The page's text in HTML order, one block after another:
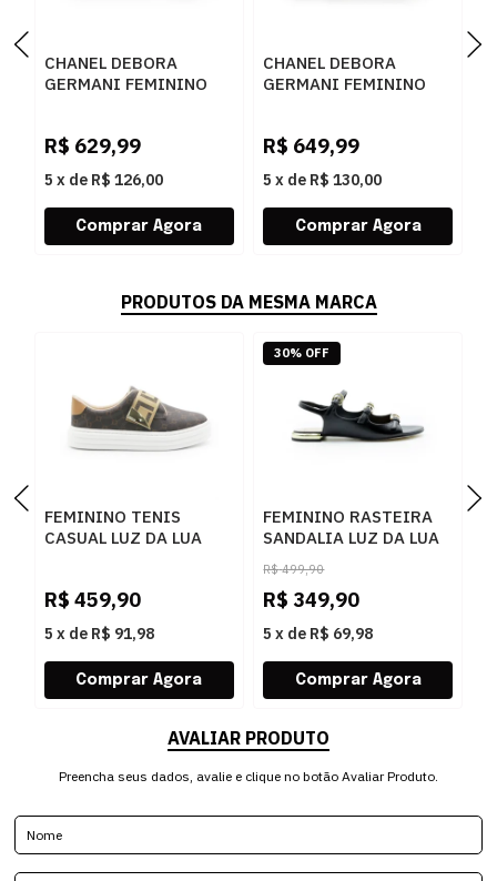
CHANEL DEBORA
GERMANI FEMININO
R$ 629,99
5 x de R$ 126,00
CHANEL DEBORA
GERMANI FEMININO
R$ 649,99
5 x de R$ 130,00
PRODUTOS DA MESMA MARCA
FEMININO TENIS
CASUAL LUZ DA LUA
AMENDOA OURO
R$ 459,90
5 x de R$ 91,98
FEMININO RASTEIRA
SANDALIA LUZ DA LUA
80270037 ATACAMA
PRETO
R$ 499,90
R$ 349,90
5 x de R$ 69,98
30% OFF
AVALIAR PRODUTO
Preencha seus dados, avalie e clique no botão Avaliar Produto.